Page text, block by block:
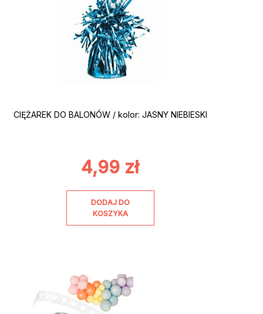
CIĘŻAREK DO BALONÓW / kolor: JASNY NIEBIESKI
4,99 zł
DODAJ DO
KOSZYKA